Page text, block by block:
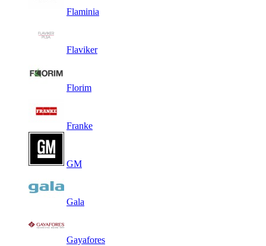
Flaminia
Flaviker
Florim
Franke
GM
Gala
Gayafores